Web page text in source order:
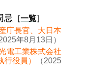
忌 ［一覧］
庁長官、大日本
2025年8月13日）
電工業株式会社
役員）
（2025